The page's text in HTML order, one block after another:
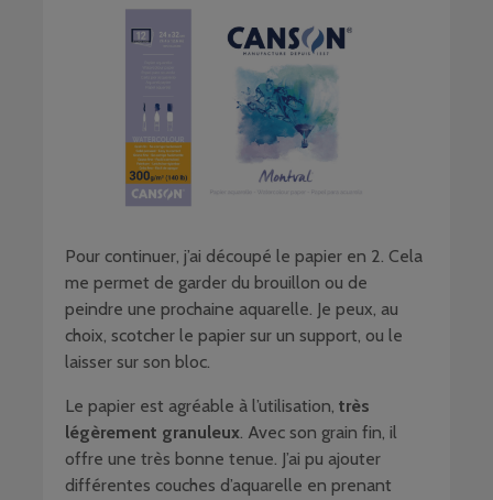
Pour continuer, j’ai découpé le papier en 2. Cela
me permet de garder du brouillon ou de
peindre une prochaine aquarelle. Je peux, au
choix, scotcher le papier sur un support, ou le
laisser sur son bloc.
Le papier est agréable à l’utilisation, très
légèrement granuleux. Avec son grain fin, il
offre une très bonne tenue. J’ai pu ajouter
différentes couches d’aquarelle en prenant